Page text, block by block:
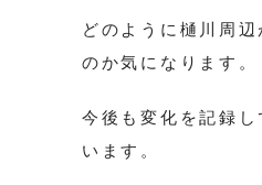
どのように樋川周辺
のか気になります。
今後も変化を記録し
います。